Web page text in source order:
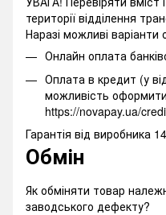
території відділення
Наразі можливі варіанти
Онлайн оплата
Оплата в кредит (у
можливість
https://novapay.ua/
Гарантія від виробника
Обмін
Як обміняти товар
заводського дефекту?